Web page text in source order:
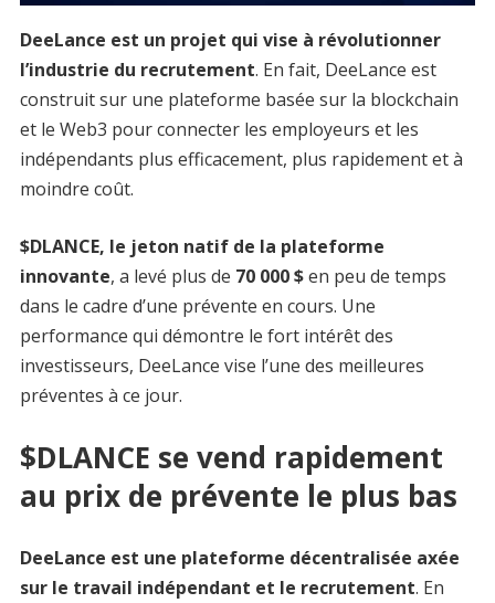
DeeLance est un projet qui vise à révolutionner
l’industrie du recrutement. En fait, DeeLance est
construit sur une plateforme basée sur la blockchain
et le Web3 pour connecter les employeurs et les
indépendants plus efficacement, plus rapidement et à
moindre coût.
$DLANCE, le jeton natif de la plateforme
innovante, a levé plus de 70 000 $en peu de temps
dans le cadre d’une prévente en cours. Une
performance qui démontre le fort intérêt des
investisseurs, DeeLance vise l’une des meilleures
préventes à ce jour.
$DLANCE se vend rapidement
au prix de prévente le plus bas
DeeLance est une plateforme décentralisée axée
sur le travail indépendant et le recrutement. En